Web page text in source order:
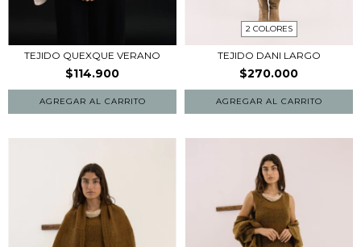
TEJIDO QUEXQUE VERANO
$114.900
2 COLORES
TEJIDO DANI LARGO
$270.000
AGREGAR AL CARRITO